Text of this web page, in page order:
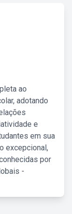
ao
adotando
e
em sua
excepcional,
por
-